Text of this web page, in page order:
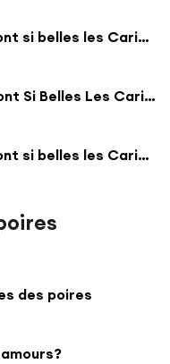
Les Cariocas (Elles sont si belles les Cariocas)
Les Cariocas (Elles Sont Si Belles Les Cariocas)
Les Cariocas (Elles sont si belles les Cariocas)
des poires